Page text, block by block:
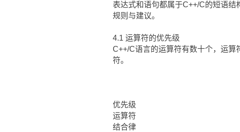
表达式和语句都属于C++/C的短语
规则与建议。
4.1 运算符的优先级
C++/C语言的运算符有数十个，运
符。
优先级
运算符
结合律